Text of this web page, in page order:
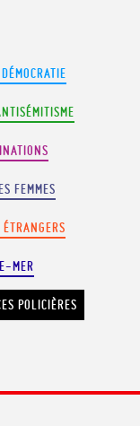
FEMMES
MER
POLICIÈRES